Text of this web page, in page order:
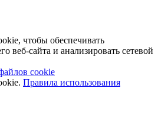
чтобы обеспечивать
веб-сайта и анализировать сетевой
cookie
Правила использования